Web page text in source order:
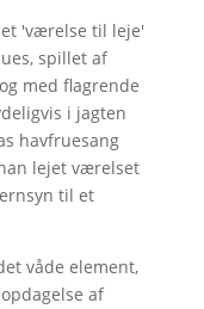
'værelse til leje'
spillet af
med flagrende
i jagten
havfruesang
lejet værelset
til et
våde element,
af